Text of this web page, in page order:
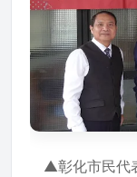
▲彰化市民代